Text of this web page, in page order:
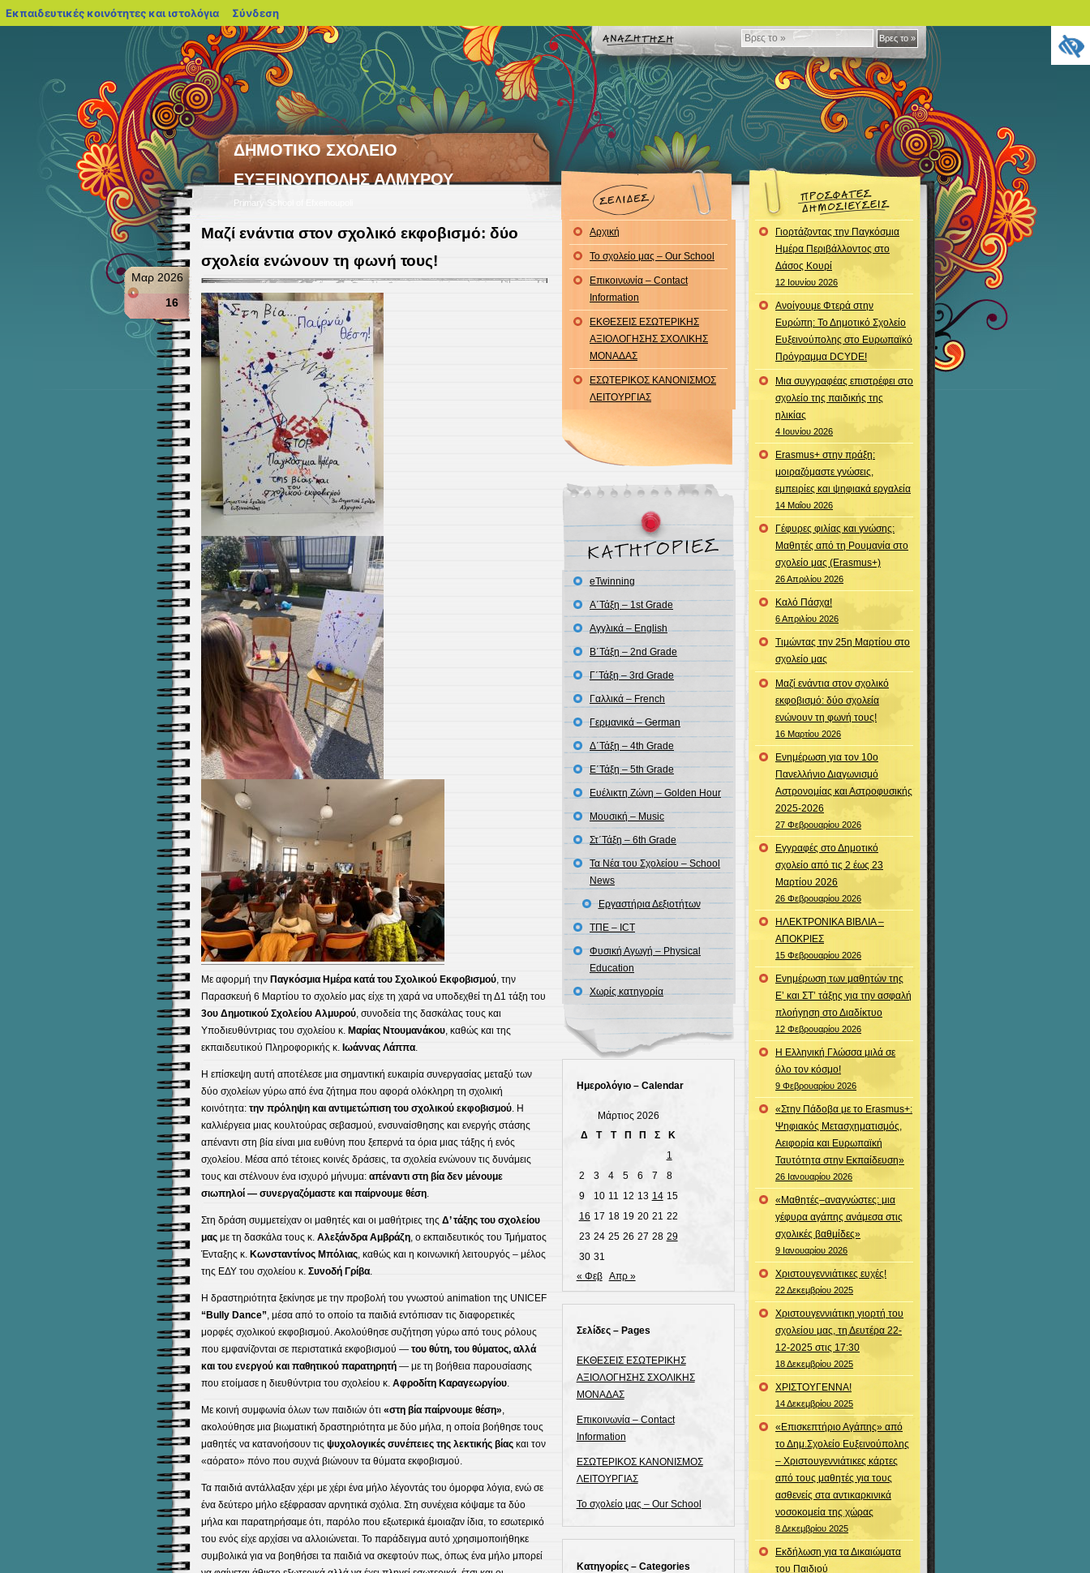
Βρες
το
»
Βρες το »
ΔΗΜΟΤΙΚΟ ΣΧΟΛΕΙΟ
ΕΥΞΕΙΝΟΥΠΟΛΗΣ ΑΛΜΥΡΟΥ
Primary School of Efxeinoupoli
Μαζί ενάντια στον σχολικό εκφοβισμό: δύο
σχολεία ενώνουν τη φωνή τους!
Μαρ 2026
16
Με αφορμή την Παγκόσμια Ημέρα κατά του Σχολικού Εκφοβισμού, την
Παρασκευή 6 Μαρτίου το σχολείο μας είχε τη χαρά να υποδεχθεί τη Δ1 τάξη του
3ου Δημοτικού Σχολείου Αλμυρού, συνοδεία της δασκάλας τους και
Υποδιευθύντριας του σχολείου κ. Μαρίας Ντουμανάκου, καθώς και της
εκπαιδευτικού Πληροφορικής κ. Ιωάννας Λάππα.
Η επίσκεψη αυτή αποτέλεσε μια σημαντική ευκαιρία συνεργασίας μεταξύ των
δύο σχολείων γύρω από ένα ζήτημα που αφορά ολόκληρη τη σχολική
κοινότητα: την πρόληψη και αντιμετώπιση του σχολικού εκφοβισμού. Η
καλλιέργεια μιας κουλτούρας σεβασμού, ενσυναίσθησης και ενεργής στάσης
απέναντι στη βία είναι μια ευθύνη που ξεπερνά τα όρια μιας τάξης ή ενός
σχολείου. Μέσα από τέτοιες κοινές δράσεις, τα σχολεία ενώνουν τις δυνάμεις
τους και στέλνουν ένα ισχυρό μήνυμα: απέναντι στη βία δεν μένουμε
σιωπηλοί — συνεργαζόμαστε και παίρνουμε θέση.
Στη δράση συμμετείχαν οι μαθητές και οι μαθήτριες της Δ’ τάξης του σχολείου
μαςμε τη δασκάλα τους κ. Αλεξάνδρα Αμβράζη, ο εκπαιδευτικός του Τμήματος
Ένταξης κ. Κωνσταντίνος Μπόλιας, καθώς και η κοινωνική λειτουργός – μέλος
της ΕΔΥ του σχολείου κ. Συνοδή Γρίβα.
Η δραστηριότητα ξεκίνησε με την προβολή του γνωστού animation της UNICEF
“Bully Dance”, μέσα από το οποίο τα παιδιά εντόπισαν τις διαφορετικές
μορφές σχολικού εκφοβισμού. Ακολούθησε συζήτηση γύρω από τους ρόλους
που εμφανίζονται σε περιστατικά εκφοβισμού — του θύτη, του θύματος, αλλά
και του ενεργού και παθητικού παρατηρητή— με τη βοήθεια παρουσίασης
που ετοίμασε η διευθύντρια του σχολείου κ. Αφροδίτη Καραγεωργίου.
Με κοινή συμφωνία όλων των παιδιών ότι «στη βία παίρνουμε θέση»,
ακολούθησε μια βιωματική δραστηριότητα με δύο μήλα, η οποία βοήθησε τους
μαθητές να κατανοήσουν τις ψυχολογικές συνέπειες της λεκτικής βίαςκαι τον
«αόρατο» πόνο που συχνά βιώνουν τα θύματα εκφοβισμού.
Τα παιδιά αντάλλαξαν χέρι με χέρι ένα μήλο λέγοντάς του όμορφα λόγια, ενώ σε
ένα δεύτερο μήλο εξέφρασαν αρνητικά σχόλια. Στη συνέχεια κόψαμε τα δύο
μήλα και παρατηρήσαμε ότι, παρόλο που εξωτερικά έμοιαζαν ίδια, το εσωτερικό
του ενός είχε αρχίσει να αλλοιώνεται. Το παράδειγμα αυτό χρησιμοποιήθηκε
συμβολικά για να βοηθήσει τα παιδιά να σκεφτούν πως, όπως ένα μήλο μπορεί
Αρχική
Το σχολείο μας – Our School
Επικοινωνία – Contact
Information
ΕΚΘΕΣΕΙΣ ΕΣΩΤΕΡΙΚΗΣ
ΑΞΙΟΛΟΓΗΣΗΣ ΣΧΟΛΙΚΗΣ
ΜΟΝΑΔΑΣ
ΕΣΩΤΕΡΙΚΟΣ ΚΑΝΟΝΙΣΜΟΣ
ΛΕΙΤΟΥΡΓΙΑΣ
eTwinning
Α΄Τάξη – 1st Grade
Αγγλικά – English
Β΄Τάξη – 2nd Grade
Γ΄Τάξη – 3rd Grade
Γαλλικά – French
Γερμανικά – German
Δ΄Τάξη – 4th Grade
Ε΄Τάξη – 5th Grade
Ευέλικτη Ζώνη – Golden Hour
Μουσική – Music
Στ΄Τάξη – 6th Grade
Τα Νέα του Σχολείου – School
News
Εργαστήρια Δεξιοτήτων
ΤΠΕ – ICT
Φυσική Αγωγή – Physical
Education
Χωρίς κατηγορία
Ημερολόγιο – Calendar
Μάρτιος 2026
Δ
Τ Τ Π Π Σ
Κ
1
2
3 4 5 6 7
8
9
10 11 12 13 14 15
16 17 18 19 20 21 22
23 24 25 26 27 28 29
30 31
« Φεβ Απρ »
Σελίδες – Pages
ΕΚΘΕΣΕΙΣ ΕΣΩΤΕΡΙΚΗΣ
ΑΞΙΟΛΟΓΗΣΗΣ ΣΧΟΛΙΚΗΣ
ΜΟΝΑΔΑΣ
Επικοινωνία – Contact
Information
ΕΣΩΤΕΡΙΚΟΣ ΚΑΝΟΝΙΣΜΟΣ
ΛΕΙΤΟΥΡΓΙΑΣ
Το σχολείο μας – Our School
Κατηγορίες – Categories
Γιορτάζοντας την Παγκόσμια
Ημέρα Περιβάλλοντος στο
Δάσος Κουρί
12 Ιουνίου 2026
Ανοίγουμε Φτερά στην
Ευρώπη: Το Δημοτικό Σχολείο
Ευξεινούπολης στο Ευρωπαϊκό
Πρόγραμμα DCYDE!
Μια συγγραφέας επιστρέφει στο
σχολείο της παιδικής της
ηλικίας
4 Ιουνίου 2026
Erasmus+ στην πράξη:
μοιραζόμαστε γνώσεις,
εμπειρίες και ψηφιακά εργαλεία
14 Μαΐου 2026
Γέφυρες φιλίας και γνώσης:
Μαθητές από τη Ρουμανία στο
σχολείο μας (Erasmus+)
26 Απριλίου 2026
Καλό Πάσχα!
6 Απριλίου 2026
Τιμώντας την 25η Μαρτίου στο
σχολείο μας
Μαζί ενάντια στον σχολικό
εκφοβισμό: δύο σχολεία
ενώνουν τη φωνή τους!
16 Μαρτίου 2026
Ενημέρωση για τον 10ο
Πανελλήνιο Διαγωνισμό
Αστρονομίας και Αστροφυσικής
2025-2026
27 Φεβρουαρίου 2026
Εγγραφές στο Δημοτικό
σχολείο από τις 2 έως 23
Μαρτίου 2026
26 Φεβρουαρίου 2026
ΗΛΕΚΤΡΟΝΙΚΑ ΒΙΒΛΙΑ –
ΑΠΟΚΡΙΕΣ
15 Φεβρουαρίου 2026
Ενημέρωση των μαθητών της
Ε’ και ΣΤ’ τάξης για την ασφαλή
πλοήγηση στο Διαδίκτυο
12 Φεβρουαρίου 2026
Η Ελληνική Γλώσσα μιλά σε
όλο τον κόσμο!
9 Φεβρουαρίου 2026
«Στην Πάδοβα με το Erasmus+:
Ψηφιακός Μετασχηματισμός,
Αειφορία και Ευρωπαϊκή
Ταυτότητα στην Εκπαίδευση»
26 Ιανουαρίου 2026
«Μαθητές–αναγνώστες: μια
γέφυρα αγάπης ανάμεσα στις
σχολικές βαθμίδες»
9 Ιανουαρίου 2026
Χριστουγεννιάτικες ευχές!
22 Δεκεμβρίου 2025
Χριστουγεννιάτικη γιορτή του
σχολείου μας, τη Δευτέρα 22-
12-2025 στις 17:30
18 Δεκεμβρίου 2025
ΧΡΙΣΤΟΥΓΕΝΝΑ!
14 Δεκεμβρίου 2025
«Επισκεπτήριο Αγάπης» από
το Δημ.Σχολείο Ευξεινούπολης
– Χριστουγεννιάτικες κάρτες
από τους μαθητές για τους
ασθενείς στα αντικαρκινικά
νοσοκομεία της χώρας
8 Δεκεμβρίου 2025
Εκδήλωση για τα Δικαιώματα
του Παιδιού
Εκπαιδευτικές κοινότητες και ιστολόγια blogs.sch.gr
Σύνδεση